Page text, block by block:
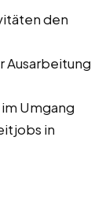
den
Ausarbeitung
Umgang
in